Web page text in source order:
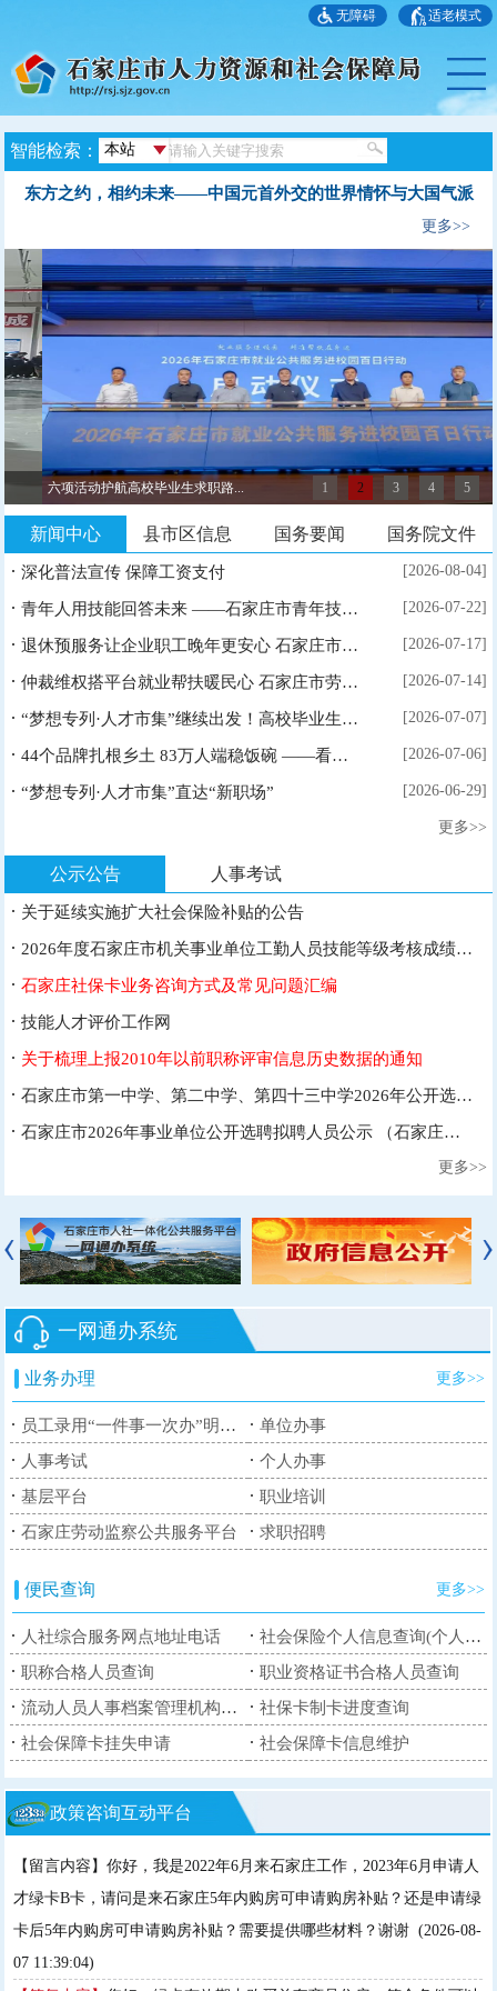
无障碍 适老模式
智能检索：
东方之约，相约未来——中国元首外交的世界情怀与大国气派
更多>>
六项活动护航高校毕业生求职路... 1 2 3 4 5
新闻中心 县市区信息 国务要闻 国务院文件
· 深化普法宣传 保障工资支付 [2026-08-04]
· 青年人用技能回答未来 ——石家庄市青年技能人才生态观察 [2026-07-22]
· 退休预服务让企业职工晚年更安心 石家庄市社保中心推动退休服务从“事后兜底... [2026-07-17]
· 仲裁维权搭平台就业帮扶暖民心 石家庄市劳动人事争议仲裁院打造维权就业一体... [2026-07-14]
· “梦想专列·人才市集”继续出发！高校毕业生求职暨产业人才精准招聘会将举行 [2026-07-07]
· 44个品牌扎根乡土 83万人端稳饭碗 ——看石家庄劳务品牌如何为劳动者铺... [2026-07-06]
· “梦想专列·人才市集”直达“新职场” [2026-06-29]
更多>>
公示公告 人事考试
· 关于延续实施扩大社会保险补贴的公告
· 2026年度石家庄市机关事业单位工勤人员技能等级考核成绩查询地址
· 石家庄社保卡业务咨询方式及常见问题汇编
· 技能人才评价工作网
· 关于梳理上报2010年以前职称评审信息历史数据的通知
· 石家庄市第一中学、第二中学、第四十三中学2026年公开选聘成绩查询和体检、考察安...
· 石家庄市2026年事业单位公开选聘拟聘人员公示 （石家庄市人事考试中心）
更多>>
一网通办系统
业务办理 更多>>
· 员工录用“一件事一次办”明白纸 · 单位办事
· 人事考试 · 个人办事
· 基层平台 · 职业培训
· 石家庄劳动监察公共服务平台 · 求职招聘
便民查询 更多>>
· 人社综合服务网点地址电话 · 社会保险个人信息查询(个人权益记录)
· 职称合格人员查询 · 职业资格证书合格人员查询
· 流动人员人事档案管理机构信息 · 社保卡制卡进度查询
· 社会保障卡挂失申请 · 社会保障卡信息维护
政策咨询互动平台